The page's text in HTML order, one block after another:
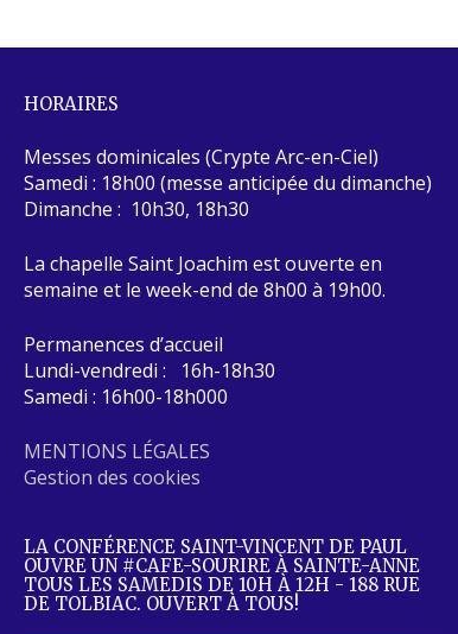
HORAIRES
Messes dominicales (Crypte Arc-en-Ciel)
Samedi : 18h00 (messe anticipée du dimanche)
Dimanche : 10h30, 18h30
La chapelle Saint Joachim est ouverte en
semaine et le week-end de 8h00 à 19h00.
Permanences d’accueil
Lundi-vendredi : 16h-18h30
Samedi : 16h00-18h000
MENTIONS LÉGALES
Gestion des cookies
LA CONFÉRENCE SAINT-VINCENT DE PAUL
OUVRE UN #CAFE-SOURIRE À SAINTE-ANNE
TOUS LES SAMEDIS DE 10H À 12H - 188 RUE
DE TOLBIAC. OUVERT À TOUS!